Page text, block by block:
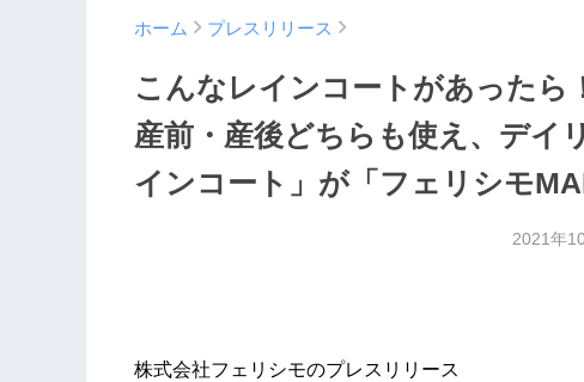
ホーム プレスリリース
こんなレインコートがあったら
産前・産後どちらも使え、デイ
インコート」が「フェリシモ
2021年
株式会社フェリシモのプレスリリース